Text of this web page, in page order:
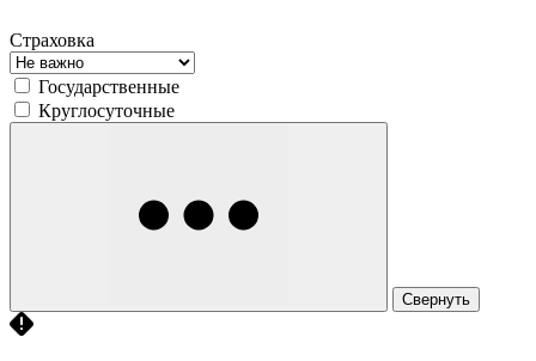
Страховка
Государственные
Круглосуточные
Свернуть